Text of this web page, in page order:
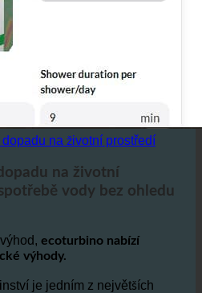
na životní
vody bez ohledu
ecoturbino nabízí